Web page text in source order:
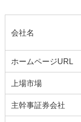
会社名
ホームページURL
上場市場
主幹事証券会社